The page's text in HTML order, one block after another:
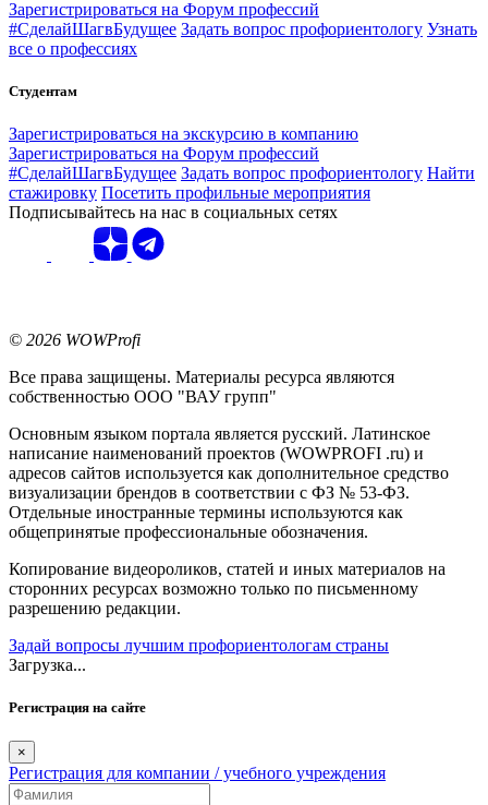
Зарегистрироваться на Форум профессий
#СделайШагвБудущее Задать вопрос профориентологу Узнать
все о профессиях
Студентам
Зарегистрироваться на экскурсию в компанию
Зарегистрироваться на Форум профессий
#СделайШагвБудущее Задать вопрос профориентологу Найти
стажировку Посетить профильные мероприятия
Подписывайтесь на нас в социальных сетях
© 2026 WOWProfi
Все права защищены. Материалы ресурса являются
собственностью ООО "ВАУ групп"
Основным языком портала является русский. Латинское
написание наименований проектов (WOWPROFI .ru) и
адресов сайтов используется как дополнительное средство
визуализации брендов в соответствии с ФЗ № 53-ФЗ.
Отдельные иностранные термины используются как
общепринятые профессиональные обозначения.
Копирование видеороликов, статей и иных материалов на
сторонних ресурсах возможно только по письменному
разрешению редакции.
Задай вопросы лучшим профориентологам страны
Загрузка...
Регистрация на сайте
×
Регистрация для компании / учебного учреждения